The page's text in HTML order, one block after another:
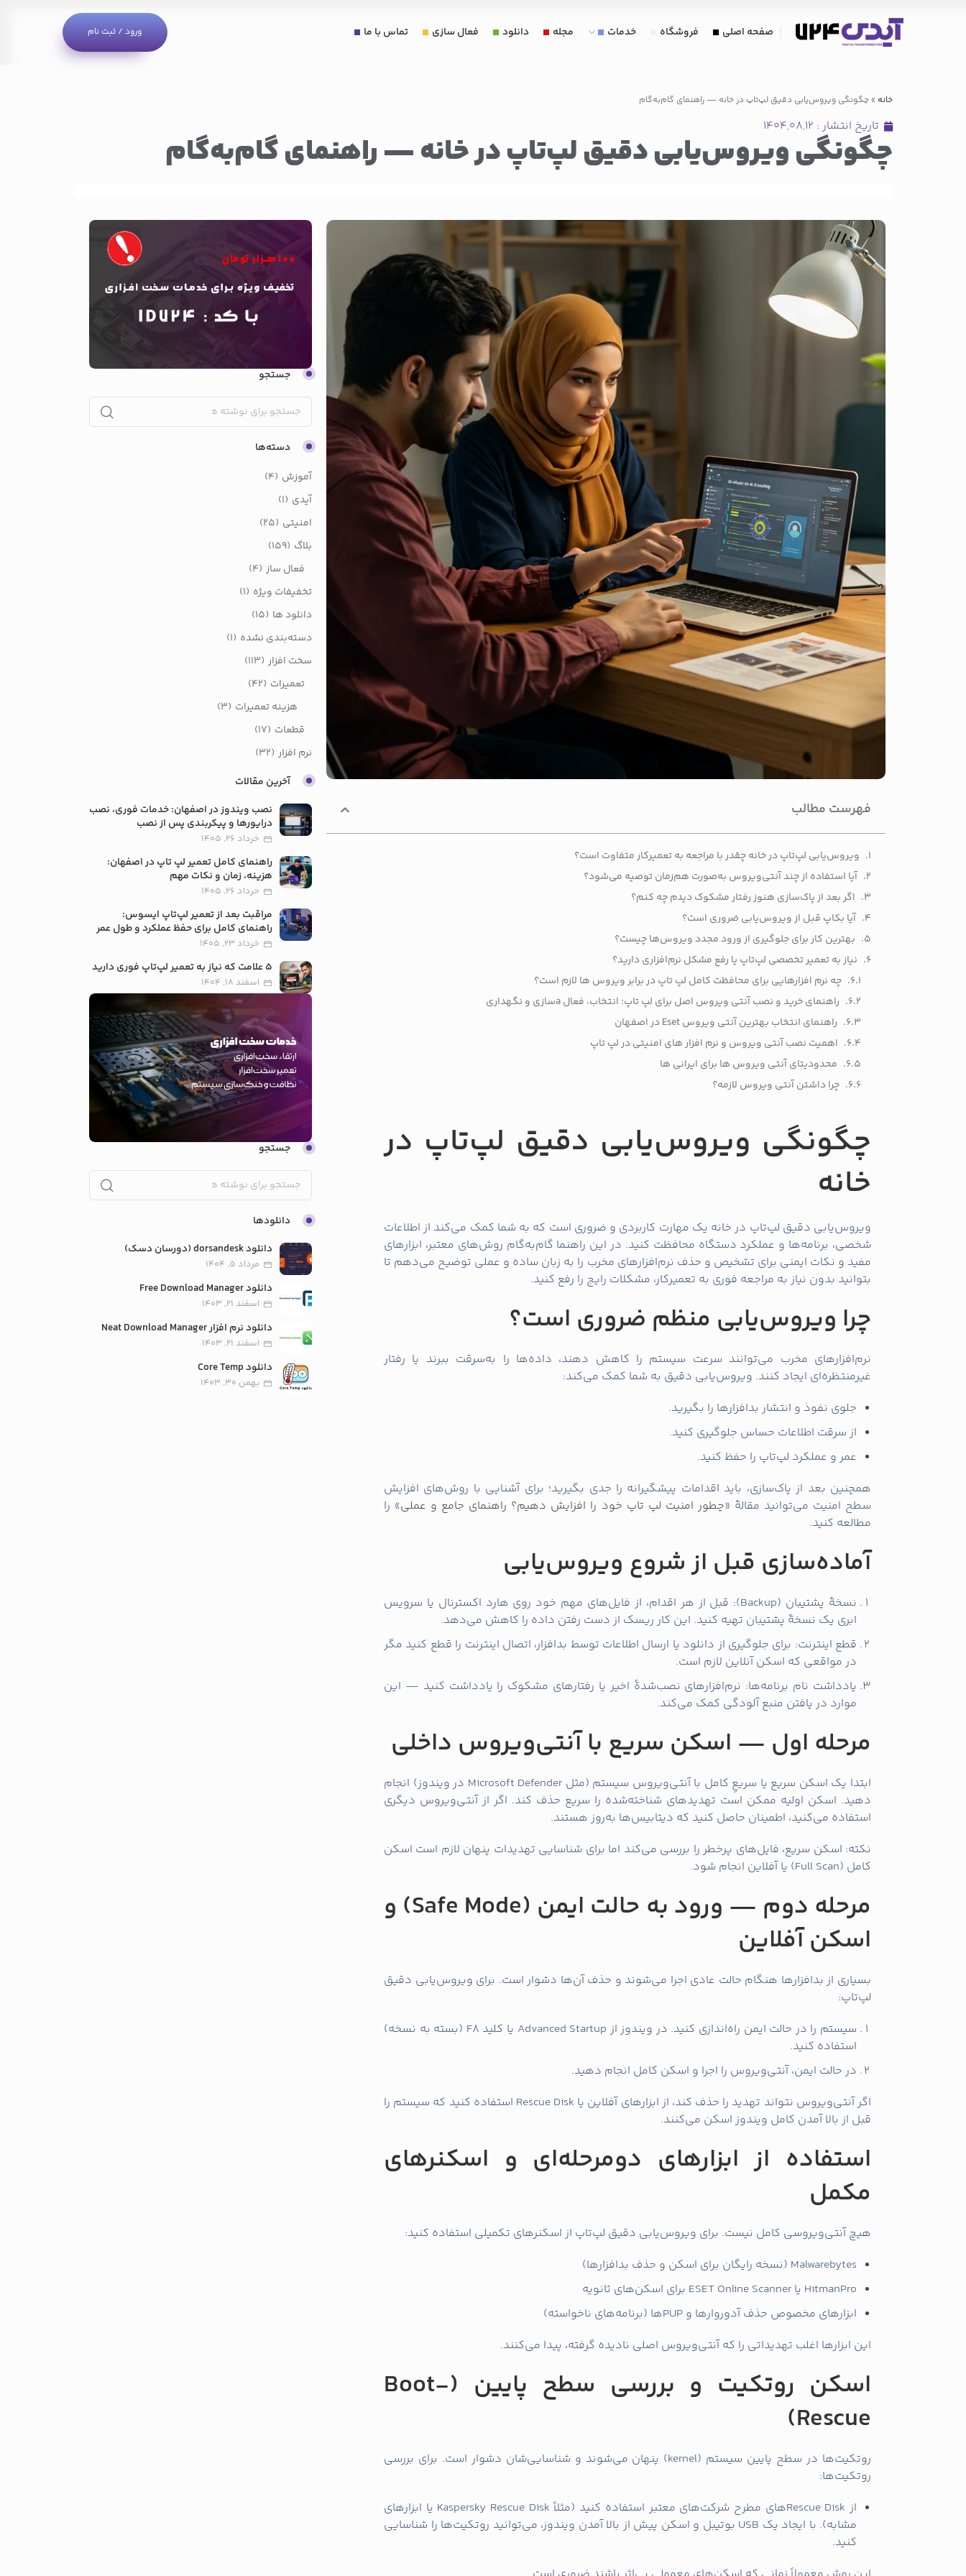
صفحه اصلی فروشگاه خدمات مجله دانلود فعال سازی تماس با ما ورود / ثبت نام
خانه » چگونگی ویروس‌یابی دقیق لپ‌تاپ در خانه — راهنمای گام‌به‌گام
تاریخ انتشار : ۱۴۰۴,۰۸,۱۲
چگونگی ویروس‌یابی دقیق لپ‌تاپ در خانه — راهنمای گام‌به‌گام
فهرست مطالب
ویروس‌یابی لپ‌تاپ در خانه چقدر با مراجعه به تعمیرکار متفاوت است؟
آیا استفاده از چند آنتی‌ویروس به‌صورت هم‌زمان توصیه می‌شود؟
اگر بعد از پاک‌سازی هنوز رفتار مشکوک دیدم چه کنم؟
آیا بکاپ قبل از ویروس‌یابی ضروری است؟
بهترین کار برای جلوگیری از ورود مجدد ویروس‌ها چیست؟
نیاز به تعمیر تخصصی لپ‌تاپ یا رفع مشکل نرم‌افزاری دارید؟
چه نرم‌ افزارهایی برای محافظت کامل لپ‌ تاپ در برابر ویروس‌ ها لازم است؟
راهنمای خرید و نصب آنتی‌ ویروس اصل برای لپ‌ تاپ: انتخاب، فعال‌ aسازی و نگهداری
راهنمای انتخاب بهترین آنتی ویروس Eset در اصفهان
اهمیت نصب آنتی‌ ویروس و نرم‌ افزار های امنیتی در لپ‌ تاپ
محدودیتای آنتی ویروس‌ ها برای ایرانی ها
چرا داشتن آنتی ویروس لازمه؟
چگونگی ویروس‌یابی دقیق لپ‌تاپ در
خانه
ویروس‌یابی دقیق لپ‌تاپ در خانه یک مهارت کاربردی و ضروری است که به شما کمک می‌کند از اطلاعات
شخصی، برنامه‌ها و عملکرد دستگاه محافظت کنید. در این راهنما گام‌به‌گام روش‌های معتبر، ابزارهای
مفید و نکات ایمنی برای تشخیص و حذف نرم‌افزارهای مخرب را به زبان ساده و عملی توضیح می‌دهم تا
بتوانید بدون نیاز به مراجعه فوری به تعمیرکار، مشکلات رایج را رفع کنید.
چرا ویروس‌یابی منظم ضروری است؟
نرم‌افزارهای مخرب می‌توانند سرعت سیستم را کاهش دهند، داده‌ها را به‌سرقت ببرند یا رفتار
غیرمنتظره‌ای ایجاد کنند. ویروس‌یابی دقیق به شما کمک می‌کند:
جلوی نفوذ و انتشار بدافزارها را بگیرید.
از سرقت اطلاعات حساس جلوگیری کنید.
عمر و عملکرد لپ‌تاپ را حفظ کنید.
همچنین بعد از پاک‌سازی، باید اقدامات پیشگیرانه را جدی بگیرید؛ برای آشنایی با روش‌های افزایش
سطح امنیت می‌توانید مقالهٔ «چطور امنیت لپ تاپ خود را افزایش دهیم؟ راهنمای جامع و عملی» را
مطالعه کنید.
آماده‌سازی قبل از شروع ویروس‌یابی
نسخهٔ پشتیبان (Backup): قبل از هر اقدام، از فایل‌های مهم خود روی هارد اکسترنال یا سرویس
ابری یک نسخهٔ پشتیبان تهیه کنید. این کار ریسک از دست رفتن داده را کاهش می‌دهد.
قطع اینترنت: برای جلوگیری از دانلود یا ارسال اطلاعات توسط بدافزار، اتصال اینترنت را قطع کنید مگر
در مواقعی که اسکن آنلاین لازم است.
یادداشت نام برنامه‌ها: نرم‌افزارهای نصب‌شدهٔ اخیر یا رفتارهای مشکوک را یادداشت کنید — این
موارد در یافتن منبع آلودگی کمک می‌کند.
مرحله اول — اسکن سریع با آنتی‌ویروس داخلی
ابتدا یک اسکن سریع یا سریعِ کامل با آنتی‌ویروس سیستم (مثل Microsoft Defender در ویندوز) انجام
دهید. اسکن اولیه ممکن است تهدیدهای شناخته‌شده را سریع حذف کند. اگر از آنتی‌ویروس دیگری
استفاده می‌کنید، اطمینان حاصل کنید که دیتابیس‌ها به‌روز هستند.
نکته: اسکن سریع، فایل‌های پرخطر را بررسی می‌کند اما برای شناسایی تهدیدات پنهان لازم است اسکن
کامل (Full Scan) یا آفلاین انجام شود.
مرحله دوم — ورود به حالت ایمن (Safe Mode) و
اسکن آفلاین
بسیاری از بدافزارها هنگام حالت عادی اجرا می‌شوند و حذف آن‌ها دشوار است. برای ویروس‌یابی دقیق
لپ‌تاپ:
سیستم را در حالت ایمن راه‌اندازی کنید. در ویندوز از Advanced Startup یا کلید F8 (بسته به نسخه)
استفاده کنید.
در حالت ایمن، آنتی‌ویروس را اجرا و اسکن کامل انجام دهید.
اگر آنتی‌ویروس نتواند تهدید را حذف کند، از ابزارهای آفلاین یا Rescue Disk استفاده کنید که سیستم را
قبل از بالا آمدن کامل ویندوز اسکن می‌کنند.
استفاده از ابزارهای دومرحله‌ای و اسکنرهای
مکمل
هیچ آنتی‌ویروسی کامل نیست. برای ویروس‌یابی دقیق لپ‌تاپ از اسکنرهای تکمیلی استفاده کنید:
Malwarebytes (نسخه رایگان برای اسکن و حذف بدافزارها)
HitmanPro یا ESET Online Scanner برای اسکن‌های ثانویه
ابزارهای مخصوص حذف آدوروارها و PUPها (برنامه‌های ناخواسته)
این ابزارها اغلب تهدیداتی را که آنتی‌ویروس اصلی نادیده گرفته، پیدا می‌کنند.
اسکن روتکیت و بررسی سطح پایین (Boot-
Rescue)
روتکیت‌ها در سطح پایین سیستم (kernel) پنهان می‌شوند و شناسایی‌شان دشوار است. برای بررسی
روتکیت‌ها:
از Rescue Diskهای مطرح شرکت‌های معتبر استفاده کنید (مثلاً Kaspersky Rescue Disk یا ابزارهای
مشابه). با ایجاد یک USB بوتیبل و اسکن پیش از بالا آمدن ویندوز، می‌توانید روتکیت‌ها را شناسایی
کنید.
جستجو
دسته‌ها
آموزش (4)
آیدی (1)
امنیتی (25)
بلاگ (159)
فعال ساز (4)
تخفیفات ویژه (1)
دانلود ها (15)
دسته‌بندی نشده (1)
سخت افزار (113)
تعمیرات (42)
هزینه تعمیرات (3)
قطعات (17)
نرم افزار (32)
آخرین مقالات
نصب ویندوز در اصفهان: خدمات فوری، نصب
درایورها و پیکربندی پس از نصب
خرداد 26, 1405
راهنمای کامل تعمیر لپ تاپ در اصفهان:
هزینه، زمان و نکات مهم
خرداد 26, 1405
مراقبت بعد از تعمیر لپ‌تاپ ایسوس:
راهنمای کامل برای حفظ عملکرد و طول عمر
خرداد 23, 1405
5 علامت که نیاز به تعمیر لپ‌تاپ فوری دارید
اسفند 18, 1404
جستجو
دانلودها
دانلود dorsandesk (دورسان دسک)
مرداد 5, 1404
دانلود Free Download Manager
اسفند 21, 1403
دانلود نرم افزار Neat Download Manager
اسفند 21, 1403
دانلود Core Temp
بهمن 30, 1403